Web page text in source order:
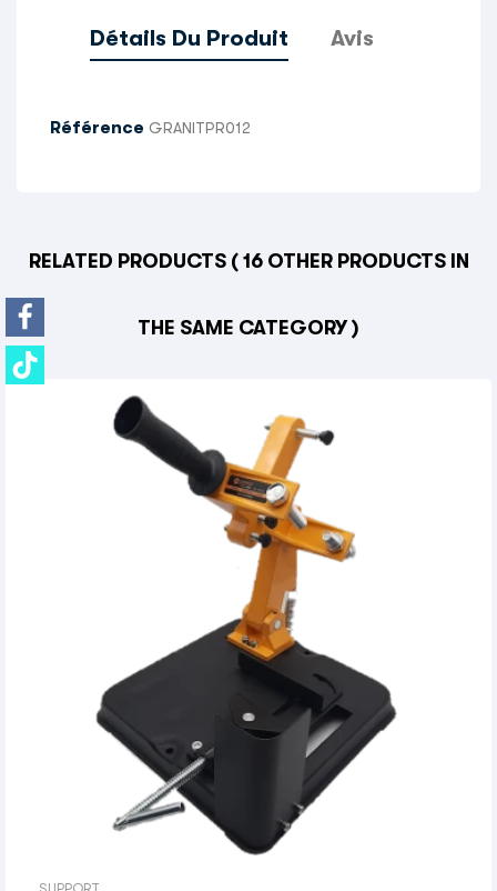
Détails Du Produit Avis
Référence GRANITPR012
RELATED PRODUCTS ( 16 OTHER PRODUCTS IN
THE SAME CATEGORY )